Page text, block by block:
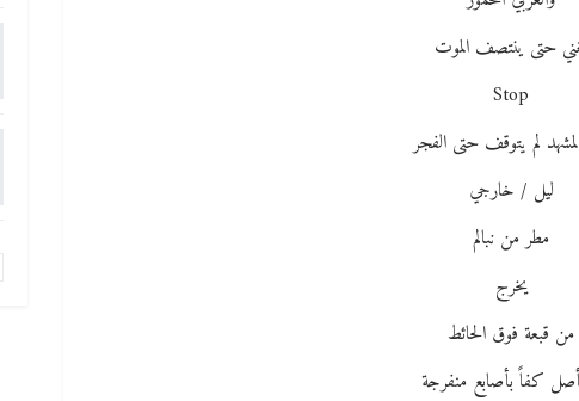
حتى ينتصف الموت
Stop
لم يتوقف حتى الفجر
ليل / خارجي
مطر من نبالم
يخرج
من قبعة فوق الحائط
كفاً بأصابع منفرجة